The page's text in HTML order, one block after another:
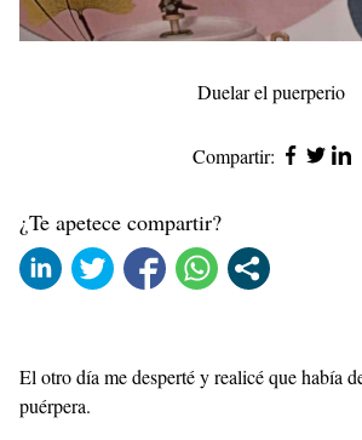
Duelar el puerperio
Compartir:
¿Te apetece compartir?
El otro día me desperté y realicé que había
puérpera.